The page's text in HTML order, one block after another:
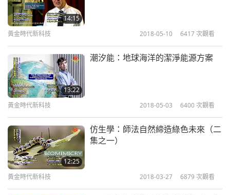
佛羅里達州舉辦「卡薩科邁阿密」展覽會，這座十二
米長的貨櫃屋展現出永續性和現代設計相結合的典
範。阿曼的德國科技大學學生團隊出色地解決了生態
住房研究計畫中永續城市發展的難題。獨特而前衛的
生態房屋，將熱度降至最低，為室內提供涼爽舒適。
德國科技大學團隊榮獲阿曼研究理事會組織生態友好
住宅競賽一等獎。我們誠摯祝賀所有這些優秀人士，
他們提出這些出色的創新設計，並與所有希望採納永
續生活方式的人分享他們的知識。
Eco and Sustainable
14:15
黃金時代新科技 2018-05-10 6417次觀看
13:22
潮汐能：地球海洋的潔淨能源方案
黃金時代新科技 2018-05-03 6400次觀看
12:25
仿生學：師法自然締造綠色未來（二
集之一）
黃金時代新科技 2018-03-27 6879 次觀看